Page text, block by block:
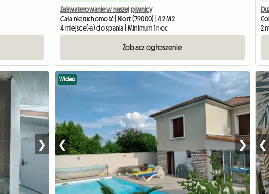
Zakwaterowanie w naszej piwnicy
Cała nieruchomość | Niort (79000) | 42 M2
4 miejsce(-a) do spania | Minimum 1 noc
Zobacz ogłoszenie
2
❯
Wideo
❮ ❯ ❮